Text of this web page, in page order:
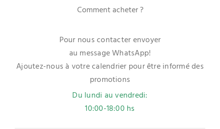
Comment acheter ?
Pour nous contacter envoyer
au message WhatsApp!
Ajoutez-nous à votre calendrier pour être informé des
promotions
Du lundi au vendredi:
10:00-18:00 hs